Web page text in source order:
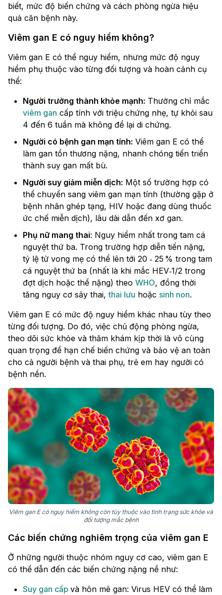
biết, mức độ biến chứng và cách phòng ngừa hiệu
quả căn bệnh này.
Viêm gan E có nguy hiểm không?
Viêm gan E có thể nguy hiểm, nhưng mức độ nguy
hiểm phụ thuộc vào từng đối tượng và hoàn cảnh cụ
thể:
Người trưởng thành khỏe mạnh: Thường chỉ mắc
viêm gan cấp tính với triệu chứng nhẹ, tự khỏi sau
4 đến 6 tuần mà không để lại di chứng.
Người có bệnh gan mạn tính: Viêm gan E có thể
làm gan tổn thương nặng, nhanh chóng tiến triển
thành suy gan mất bù.
Người suy giảm miễn dịch: Một số trường hợp có
thể chuyển sang viêm gan mạn tính (thường gặp ở
bệnh nhân ghép tạng, HIV hoặc đang dùng thuốc
ức chế miễn dịch), lâu dài dẫn đến xơ gan.
Phụ nữ mang thai: Nguy hiểm nhất trong tam cá
nguyệt thứ ba. Trong trường hợp diễn tiến nặng,
tỷ lệ tử vong mẹ có thể lên tới 20 ‑ 25 % trong tam
cá nguyệt thứ ba (nhất là khi mắc HEV‑1/2 trong
đợt dịch hoặc thể nặng) theo WHO, đồng thời
tăng nguy cơ sảy thai,thai lưu hoặc sinh non.
Viêm gan E có mức độ nguy hiểm khác nhau tùy theo
từng đối tượng. Do đó, việc chủ động phòng ngừa,
theo dõi sức khỏe và thăm khám kịp thời là vô cùng
quan trọng để hạn chế biến chứng và bảo vệ an toàn
cho cả người bệnh và thai phụ, trẻ em hay người có
bệnh nền.
Viêm gan E có nguy hiểm không còn tùy thuộc vào tình trạng sức khỏe và
đối tượng mắc bệnh
Các biến chứng nghiêm trọng của viêm gan E
Ở những người thuộc nhóm nguy cơ cao, viêm gan E
có thể dẫn đến các biến chứng nặng nề như:
Suy gan cấp và hôn mê gan: Virus HEV có thể làm